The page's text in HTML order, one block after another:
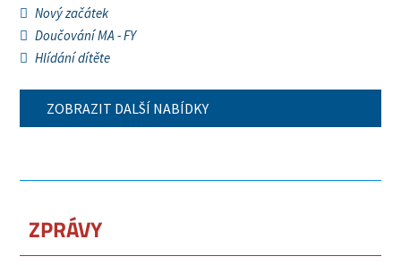
Nový začátek
Doučování MA - FY
Hlídání dítěte
ZOBRAZIT DALŠÍ NABÍDKY
ZPRÁVY